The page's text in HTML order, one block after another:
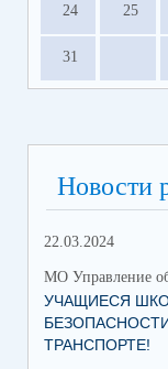
24 25
31
Новости
22.03.2024
МО Управление
УЧАЩИЕСЯ
ТРАНСПОРТЕ!